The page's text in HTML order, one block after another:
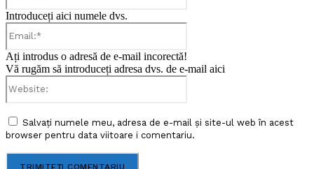
Introduceți aici numele dvs.
Ați introdus o adresă de e-mail incorectă!
Vă rugăm să introduceți adresa dvs. de e-mail aici
Salvați numele meu, adresa de e-mail și site-ul web în acest
browser pentru data viitoare i comentariu.